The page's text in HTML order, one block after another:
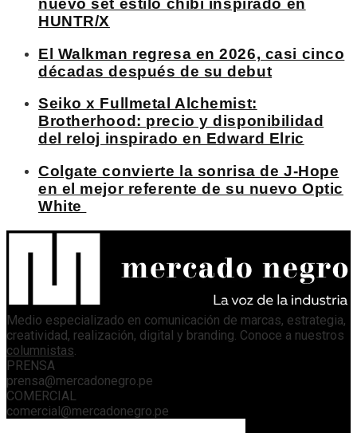
nuevo set estilo chibi inspirado en
HUNTR/X
El Walkman regresa en 2026, casi cinco
décadas después de su debut
Seiko x Fullmetal Alchemist:
Brotherhood: precio y disponibilidad
del reloj inspirado en Edward Elric
Colgate convierte la sonrisa de J-Hope
en el mejor referente de su nuevo Optic
White
Medio especializado en comunicación de marcas, estrategia,
creatividad, realización, digital y branding. Conoce a nuestros
columnistas
PRENSA
prensa@mercadonegro.pe
COMERCIAL
comercial@mercadonegro.pe